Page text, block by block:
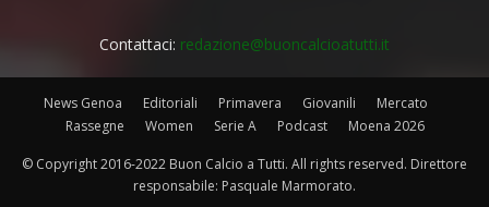
Contattaci: redazione@buoncalcioatutti.it
News Genoa Editoriali Primavera Giovanili
Mercato
Rassegne
Women Serie A Podcast Moena 2026
© Copyright 2016-2022 Buon Calcio a Tutti. All rights reserved. Direttore
responsabile: Pasquale Marmorato.